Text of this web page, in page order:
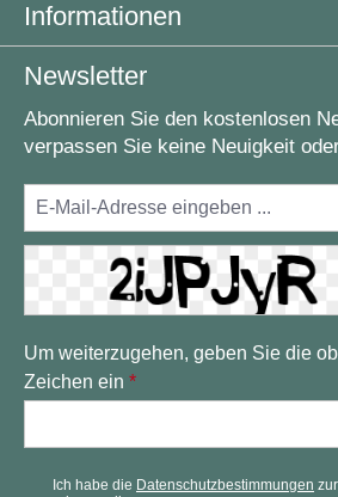
Informationen
Newsletter
Abonnieren Sie den kostenlosen
verpassen Sie keine Neuigkeit
Um weiterzugehen, geben Sie die
Zeichen ein *
Ich habe die Datenschutzbestimmungen